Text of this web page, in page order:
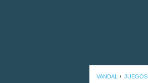
VANDAL JUEGOS